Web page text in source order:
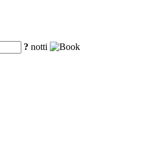
? notti